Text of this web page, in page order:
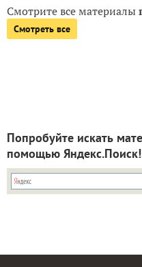
Смотрите все материалы
Смотреть все
Попробуйте искать
помощью Яндекс.Поиск!